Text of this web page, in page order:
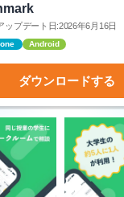
ップデート日:2026年6月16日
Android
ダウンロードする